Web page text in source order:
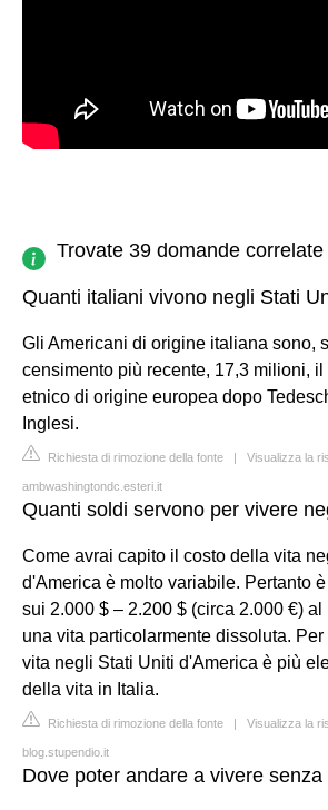
Trovate 39 domande correlate
Quanti italiani vivono negli Stati
Gli Americani di origine italiana sono,
censimento più recente, 17,3 milioni,
etnico di origine europea dopo
Inglesi.
Richiesta di rimozione della fonte | Visualizza la
ambwashingtondc.esteri.it
Quanti soldi servono per vivere
Come avrai capito il costo della vita
d'America è molto variabile. Pertanto
sui 2.000 $ – 2.200 $ (circa 2.000 €)
una vita particolarmente dissoluta.
vita negli Stati Uniti d'America è più
della vita in Italia.
Richiesta di rimozione della fonte | Visualizza la
blog.stupendio.it
Dove poter andare a vivere senza